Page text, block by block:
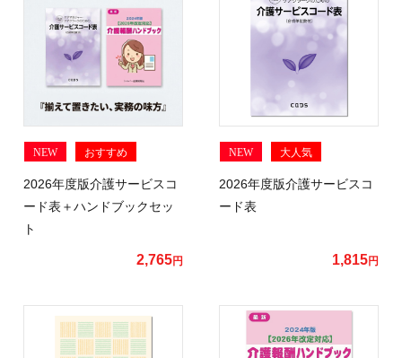
NEW おすすめ
2026年度版介護サービスコ
ード表＋ハンドブックセッ
ト
2,765円
NEW 大人気
2026年度版介護サービスコ
ード表
1,815円